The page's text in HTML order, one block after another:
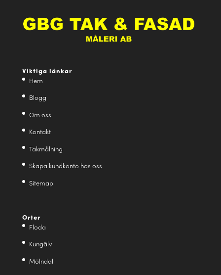
Viktiga länkar
Hem
Blogg
Om oss
Kontakt
Takmålning
Skapa kundkonto hos oss
Sitemap
Orter
Floda
Kungälv
Mölndal